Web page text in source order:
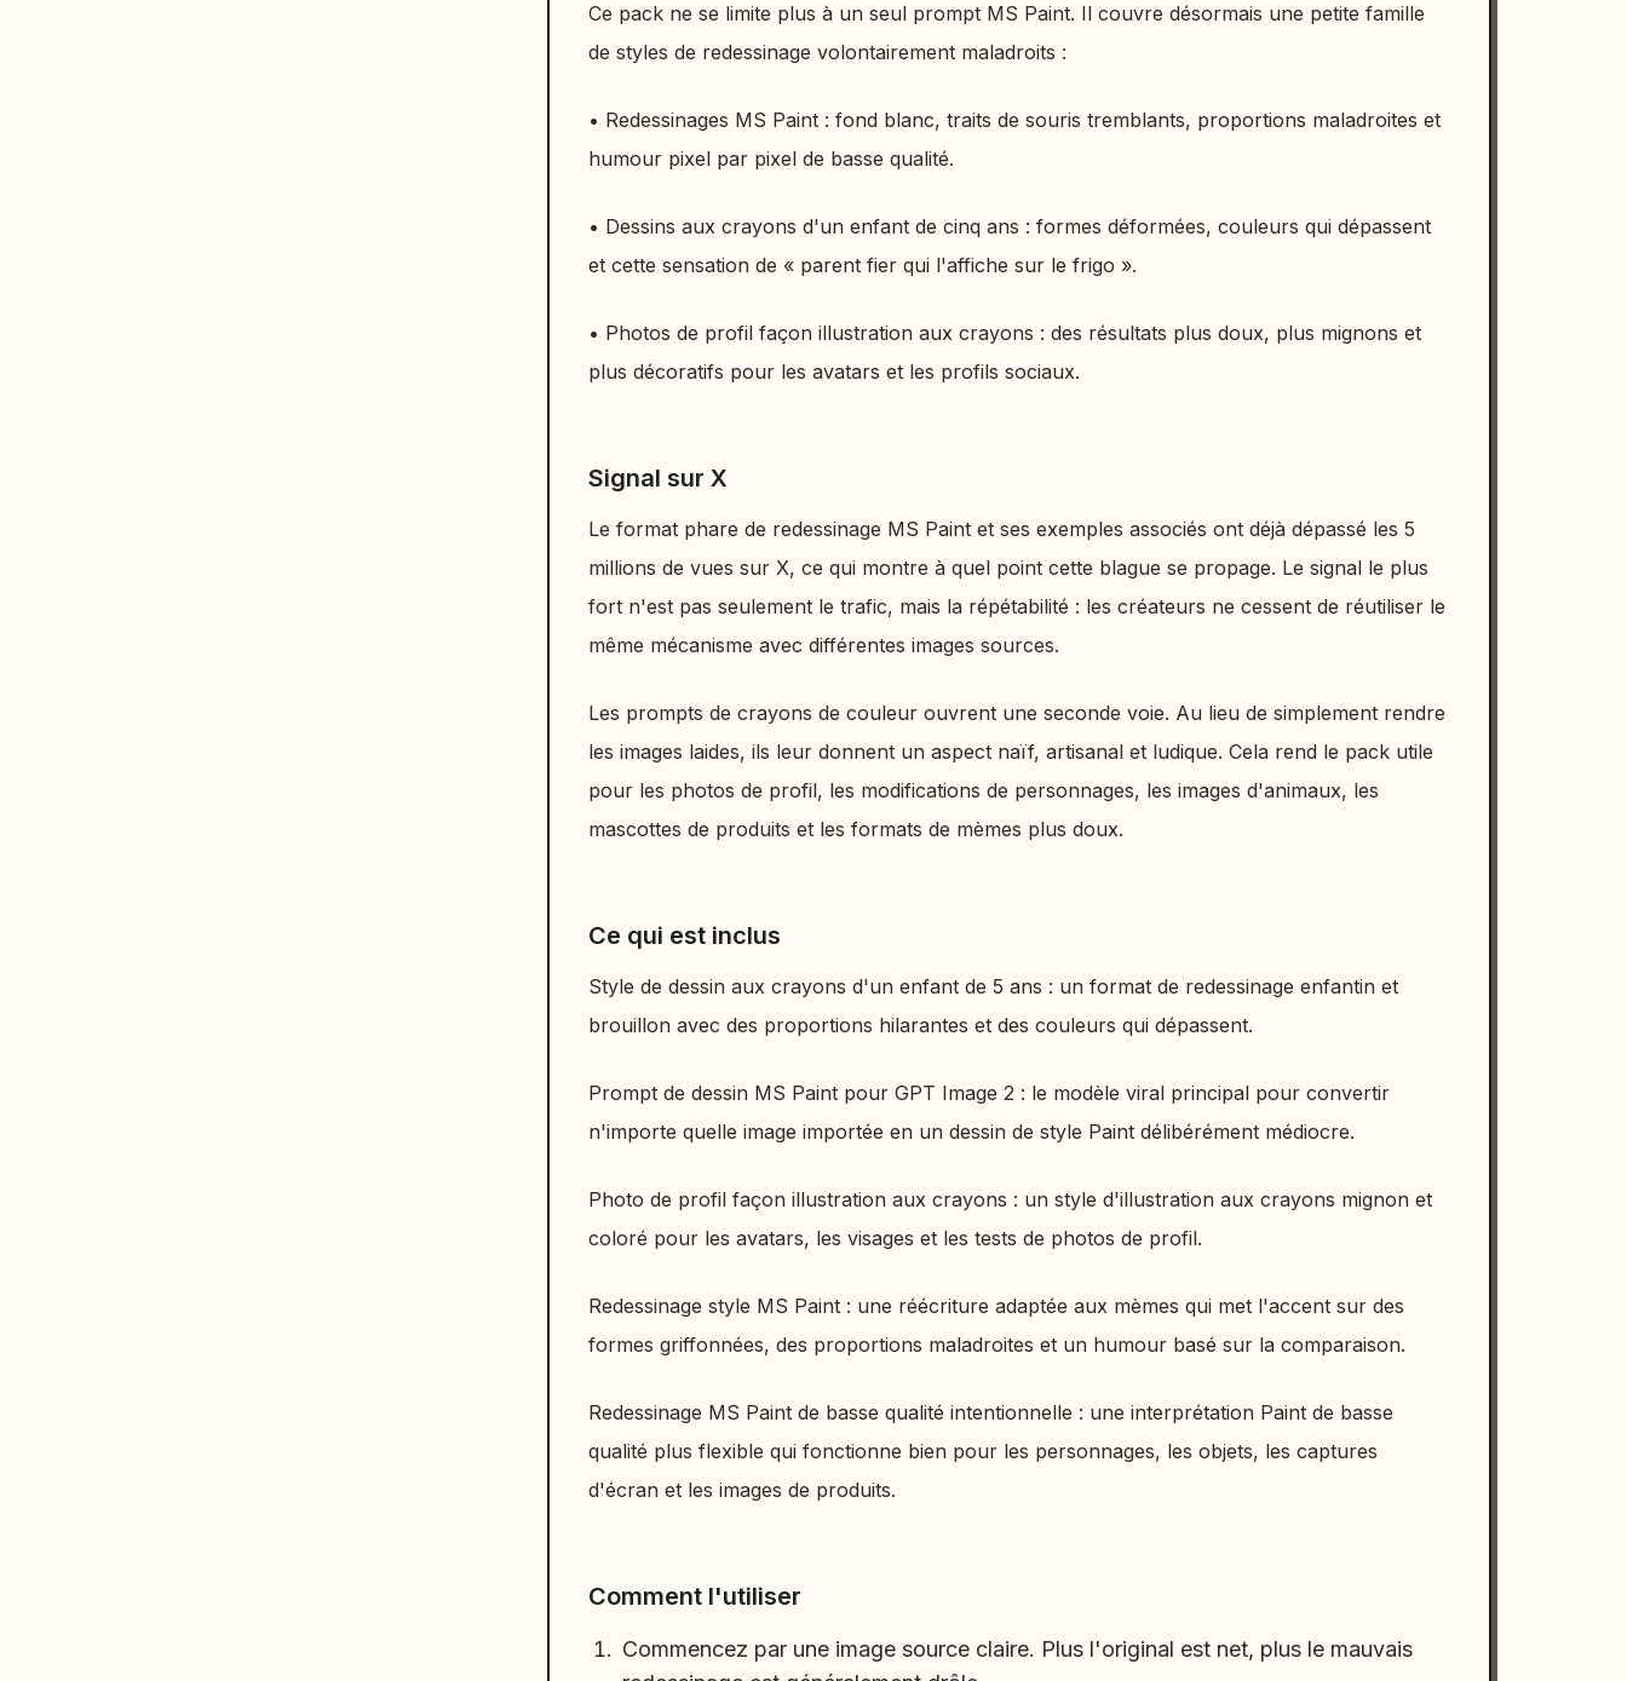
Ce pack ne se limite plus à un seul prompt MS Paint. Il couvre désormais une petite famille
de styles de redessinage volontairement maladroits :
• Redessinages MS Paint : fond blanc, traits de souris tremblants, proportions maladroites et
humour pixel par pixel de basse qualité.
• Dessins aux crayons d'un enfant de cinq ans : formes déformées, couleurs qui dépassent
et cette sensation de « parent fier qui l'affiche sur le frigo ».
• Photos de profil façon illustration aux crayons : des résultats plus doux, plus mignons et
plus décoratifs pour les avatars et les profils sociaux.
Signal sur X
Le format phare de redessinage MS Paint et ses exemples associés ont déjà dépassé les 5
millions de vues sur X, ce qui montre à quel point cette blague se propage. Le signal le plus
fort n'est pas seulement le trafic, mais la répétabilité : les créateurs ne cessent de réutiliser le
même mécanisme avec différentes images sources.
Les prompts de crayons de couleur ouvrent une seconde voie. Au lieu de simplement rendre
les images laides, ils leur donnent un aspect naïf, artisanal et ludique. Cela rend le pack utile
pour les photos de profil, les modifications de personnages, les images d'animaux, les
mascottes de produits et les formats de mèmes plus doux.
Ce qui est inclus
Style de dessin aux crayons d'un enfant de 5 ans : un format de redessinage enfantin et
brouillon avec des proportions hilarantes et des couleurs qui dépassent.
Prompt de dessin MS Paint pour GPT Image 2 : le modèle viral principal pour convertir
n'importe quelle image importée en un dessin de style Paint délibérément médiocre.
Photo de profil façon illustration aux crayons : un style d'illustration aux crayons mignon et
coloré pour les avatars, les visages et les tests de photos de profil.
Redessinage style MS Paint : une réécriture adaptée aux mèmes qui met l'accent sur des
formes griffonnées, des proportions maladroites et un humour basé sur la comparaison.
Redessinage MS Paint de basse qualité intentionnelle : une interprétation Paint de basse
qualité plus flexible qui fonctionne bien pour les personnages, les objets, les captures
d'écran et les images de produits.
Comment l'utiliser
Commencez par une image source claire. Plus l'original est net, plus le mauvais